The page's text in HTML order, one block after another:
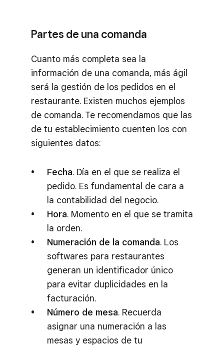
Partes de una comanda
Cuanto más completa sea la
información de una comanda, más ágil
será la gestión de los pedidos en el
restaurante. Existen muchos ejemplos
de comanda. Te recomendamos que las
de tu establecimiento cuenten los con
siguientes datos:
Fecha. Día en el que se realiza el
pedido. Es fundamental de cara a
la contabilidad del negocio.
Hora. Momento en el que se tramita
la orden.
Numeración de la comanda. Los
softwares para restaurantes
generan un identificador único
para evitar duplicidades en la
facturación.
Número de mesa. Recuerda
asignar una numeración a las
mesas y espacios de tu